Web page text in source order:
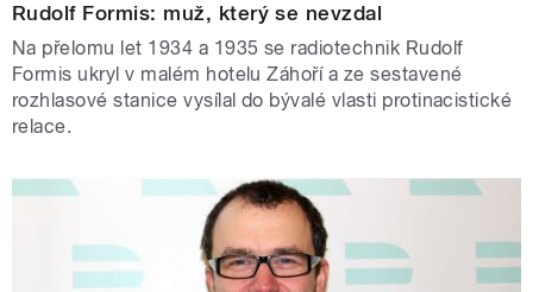
Rudolf Formis: muž, který se nevzdal
Na přelomu let 1934 a 1935 se radiotechnik Rudolf
Formis ukryl v malém hotelu Záhoří a ze sestavené
rozhlasové stanice vysílal do bývalé vlasti protinacistické
relace.